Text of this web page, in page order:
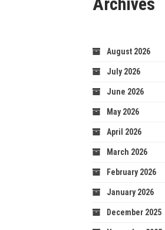
August 2026
July 2026
June 2026
May 2026
April 2026
March 2026
February 2026
January 2026
December 2025